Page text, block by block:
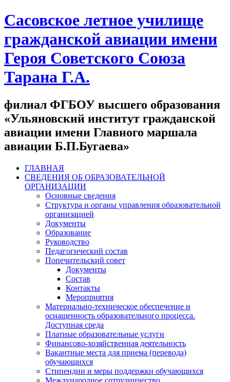
Сасовское летное училище
гражданской авиации имени
Героя Советского Союза
Тарана Г.А.
филиал ФГБОУ высшего образования
«Ульяновский институт гражданской
авиации имени Главного маршала
авиации Б.П.Бугаева»
ГЛАВНАЯ
СВЕДЕНИЯ ОБ ОБРАЗОВАТЕЛЬНОЙ
ОРГАНИЗАЦИИ
Основные сведения
Структура и органы управления образовательной
организацией
Документы
Образование
Руководство
Педагогический состав
Попечительский совет
Документы
Состав
Контакты
Мероприятия
Материально-техническое обеспечение и
оснащенность образовательного процесса.
Доступная среда
Платные образовательные услуги
Финансово-хозяйственная деятельность
Вакантные места для приема (перевода)
обучающихся
Стипендии и меры поддержки обучающихся
Международное сотрудничество